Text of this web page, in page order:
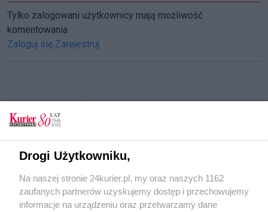
Tylko zalogowani użytkownicy mają możliwość
komentowania
Zaloguj się Zarejestruj
Pies nie zawsze pod kontrolą. To się może źle
Pies zaatakował i zranił kobietę
Nie dla wszystkich oczywiste… Tabliczka
pomoże w al. Jana Pawła II?
Drogi Użytkowniku,
Na naszej stronie 24kurier.pl, my oraz naszych 1162
zaufanych partnerów uzyskujemy dostęp i przechowujemy
informacje na urządzeniu oraz przetwarzamy dane